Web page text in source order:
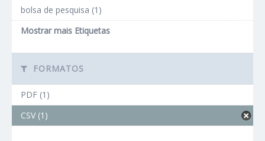
bolsa de pesquisa (1)
Mostrar mais Etiquetas
FORMATOS
PDF (1)
CSV (1)